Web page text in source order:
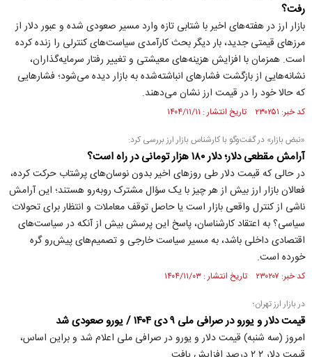
رفت؟
بازار ارز در هفته‌های اخیر با شتابی تازه وارد مسیر صعودی شده و عبور دلار از
مرزهای قیمتی جدید، بار دیگر بحث کارآمدی سیاست‌های کنترلی را زنده کرده
است. همزمان با افزایش هزینه‌های معیشتی و تغییر رفتار سرمایه‌گذاران،
نشانه‌هایی از بازگشت فشارهای انباشته‌شده به بازار دیده می‌شود؛ فشارهایی
که حالا خود را در قیمت ارز نشان می‌دهند.
کد خبر: ۲۳۰۲۵۱ تاریخ انتشار : ۱۴۰۴/۱۱/۱۱
«نبض بازار» در گفت‌و‌گو با کارشناس بازار ارز بررسی کرد:
آرامش مقطعی دلار؛ دلار ۱۸۰ هزار تومانی در راه است؟
در حالی که قیمت دلار طی روزهای اخیر بدون نوسان‌های پرشتاب حرکت کرده،
فعالان بازار ارز بیش از هر چیز با یک سؤال مشترک روبه‌رو هستند؛ این آرامش
ناشی از کنترل واقعی بازار است یا حاصل توقف معاملات و انتظار برای تحولات
سیاسی؟ به اعتقاد کارشناسان، پاسخ این پرسش بیش از آنکه در سیاست‌های
اقتصادی داخلی باشد، به مسیر سیاست خارجی و تصمیم‌های پیش‌رو گره
خورده است.
کد خبر: ۲۳۰۲۰۷ تاریخ انتشار : ۱۴۰۴/۱۱/۰۳
در بازار ارز تهران؛
قیمت دلار و یورو در صرافی ملی ۹ دی ۱۴۰۴ / یورو صعودی شد
امروز (سه شنبه) قیمت دلار و یورو در صرافی ملی اعلام شد و براین اساس،